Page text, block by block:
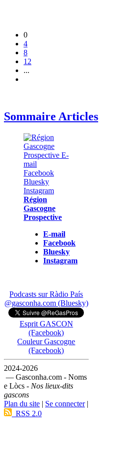
0
4
8
12
...
Sommaire Articles
Région
Gascogne
Prospective
E-mail
Facebook
Bluesky
Instagram
Podcasts sur Ràdio País
@gasconha.com (Bluesky)
Esprit GASCON
(Facebook)
Couleur Gascogne
(Facebook)
2024-2026
— Gasconha.com - Noms
e Lòcs - Nos lieux-dits
gascons
Plan du site | Se connecter|
RSS 2.0